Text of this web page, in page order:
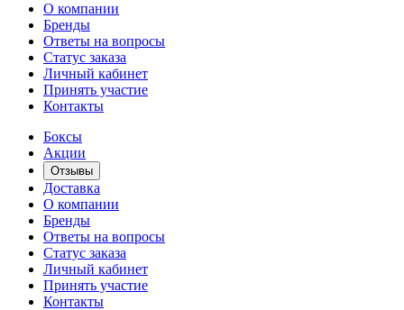
О компании
Бренды
Ответы на вопросы
Статус заказа
Личный кабинет
Принять участие
Контакты
Боксы
Акции
Отзывы
Доставка
О компании
Бренды
Ответы на вопросы
Статус заказа
Личный кабинет
Принять участие
Контакты